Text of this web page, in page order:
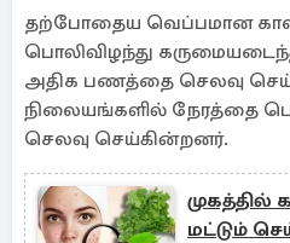
தற்போதைய வெப்பமான
பொலிவிழந்து
அதிக பணத்தை செலவு
நிலையங்களில் நேரத்தை
செலவு செய்கின்றனர்.
முகத்தில்
மட்டும்